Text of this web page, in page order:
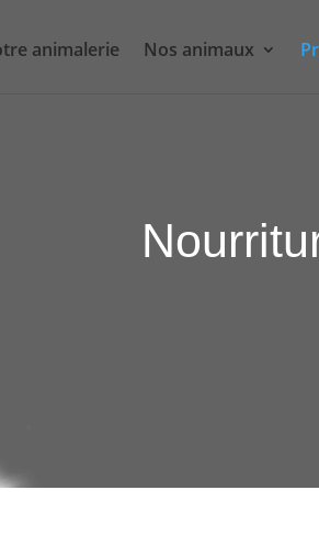
animalerie Nos animaux